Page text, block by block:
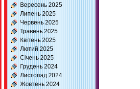
Вересень 2025
Липень 2025
Червень 2025
Травень 2025
Квітень 2025
Лютий 2025
Січень 2025
Грудень 2024
Листопад 2024
Жовтень 2024